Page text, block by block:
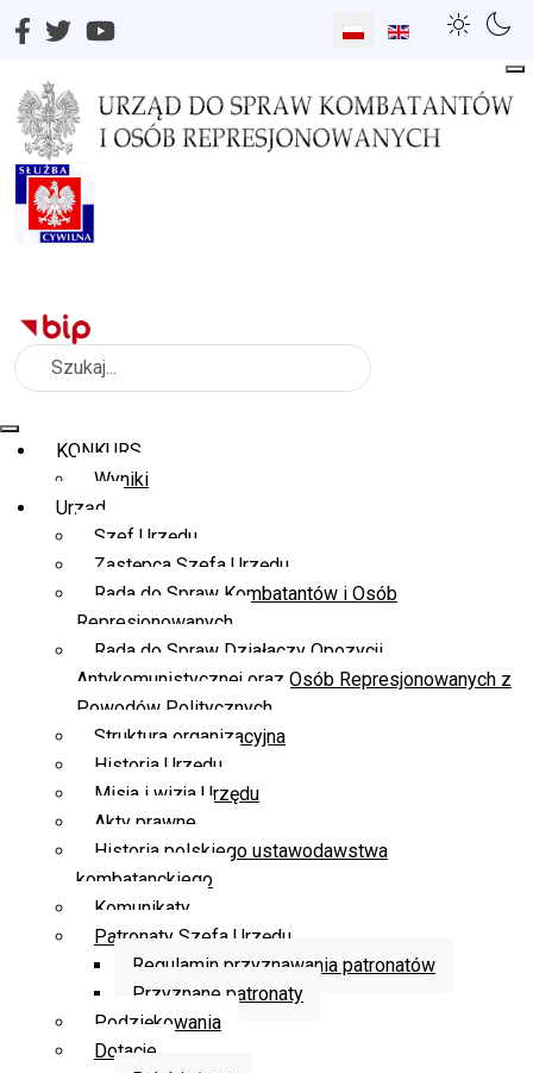
Wybierz swój język
Szukaj
KONKURS
Wyniki
Urząd
Szef Urzędu
Zastępca Szefa Urzędu
Rada do Spraw Kombatantów i Osób
Represjonowanych
Rada do Spraw Działaczy Opozycji
Antykomunistycznej oraz Osób Represjonowanych z
Powodów Politycznych
Struktura organizacyjna
Historia Urzędu
Misja i wizja Urzędu
Akty prawne
Historia polskiego ustawodawstwa
kombatanckiego
Komunikaty
Patronaty Szefa Urzędu
Regulamin przyznawania patronatów
Przyznane patronaty
Podziękowania
Dotacje